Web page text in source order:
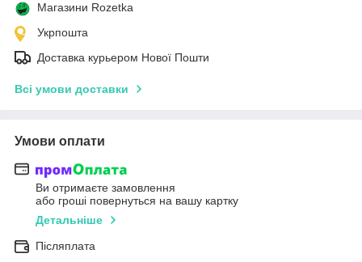
Магазини Rozetka
Укрпошта
Доставка курьером Нової Пошти
Всі умови доставки
Умови оплати
Ви отримаєте замовлення
або гроші повернуться на вашу картку
Детальніше
Післяплата